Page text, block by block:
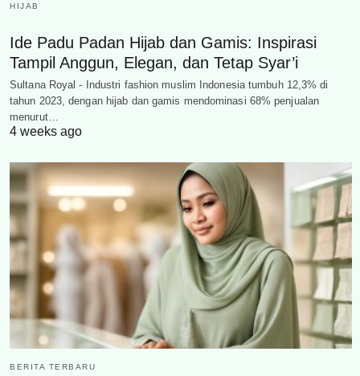
HIJAB
Ide Padu Padan Hijab dan Gamis: Inspirasi
Tampil Anggun, Elegan, dan Tetap Syar’i
Sultana Royal - Industri fashion muslim Indonesia tumbuh 12,3% di
tahun 2023, dengan hijab dan gamis mendominasi 68% penjualan
menurut…
4 weeks ago
BERITA TERBARU